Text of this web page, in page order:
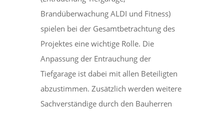
Brandüberwachung ALDI und Fitness)
spielen bei der Gesamtbetrachtung des
Projektes eine wichtige Rolle. Die
Anpassung der Entrauchung der
Tiefgarage ist dabei mit allen Beteiligten
abzustimmen. Zusätzlich werden weitere
Sachverständige durch den Bauherren